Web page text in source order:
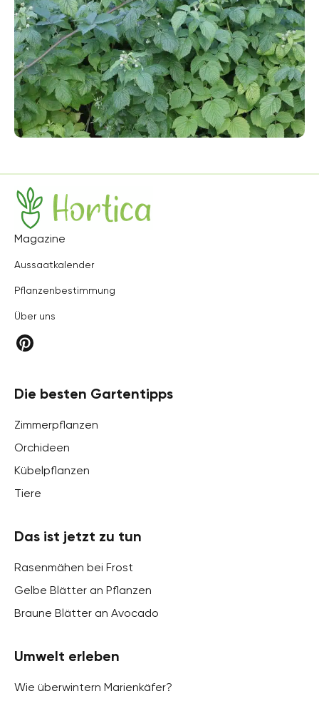
Hortica
Magazine
Aussaatkalender
Pflanzenbestimmung
Über uns
Die besten Gartentipps
Zimmerpflanzen
Orchideen
Kübelpflanzen
Tiere
Das ist jetzt zu tun
Rasenmähen bei Frost
Gelbe Blätter an Pflanzen
Braune Blätter an Avocado
Umwelt erleben
Wie überwintern Marienkäfer?